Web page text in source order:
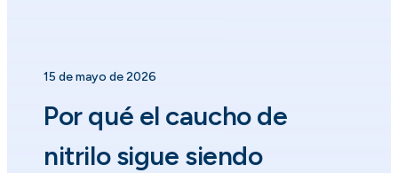
15 de mayo de 2026
Por qué el caucho de
nitrilo sigue siendo